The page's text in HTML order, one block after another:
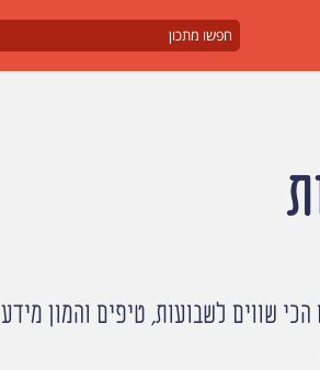
שווים לשבועות, טיפים והמון מידע